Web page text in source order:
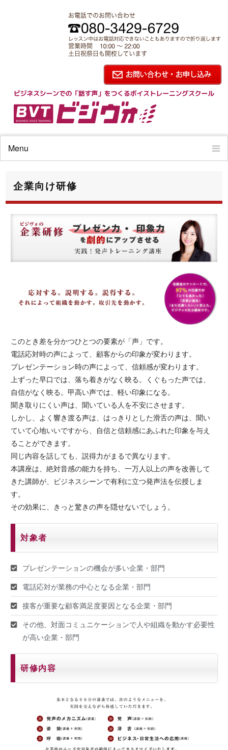
Menu
ビジヴォの特徴
企業向け研修
講師紹介
よくあるご質問
企業向け研修
このとき差を分かつひとつの要素が「声」です。
電話応対時の声によって、顧客からの印象が変わります。
プレゼンテーション時の声によって、信頼感が変わります。
上ずった早口では、落ち着きがなく映る。くぐもった声では、
自信がなく映る。甲高い声では、軽い印象になる。
聞き取りにくい声は、聞いている人を不安にさせます。
しかし、よく響き渡る声は、はっきりとした滑舌の声は、聞い
ていて心地いいですから、自信と信頼感にあふれた印象を与え
ることができます。
同じ内容を話しても、説得力がまるで異なります。
本講座は、絶対音感の能力を持ち、一万人以上の声を改善して
きた講師が、ビジネスシーンで有利に立つ発声法を伝授しま
す。
その効果に、きっと驚きの声を隠せないでしょう。
対象者
プレゼンテーションの機会が多い企業・部門
電話応対が業務の中心となる企業・部門
接客が重要な顧客満足度要因となる企業・部門
その他、対面コミュニケーションで人や組織を動かす必要性
が高い企業・部門
研修内容